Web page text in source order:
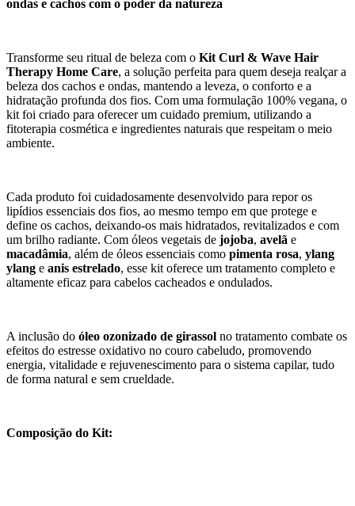
ondas e cachos com o poder da natureza
Transforme seu ritual de beleza com o Kit Curl & Wave Hair
Therapy Home Care, a solução perfeita para quem deseja realçar a
beleza dos cachos e ondas, mantendo a leveza, o conforto e a
hidratação profunda dos fios. Com uma formulação 100% vegana, o
kit foi criado para oferecer um cuidado premium, utilizando a
fitoterapia cosmética e ingredientes naturais que respeitam o meio
ambiente.
Cada produto foi cuidadosamente desenvolvido para repor os
lipídios essenciais dos fios, ao mesmo tempo em que protege e
define os cachos, deixando-os mais hidratados, revitalizados e com
um brilho radiante. Com óleos vegetais de jojoba, avelã e
macadâmia, além de óleos essenciais como pimenta rosa, ylang
ylang e anis estrelado, esse kit oferece um tratamento completo e
altamente eficaz para cabelos cacheados e ondulados.
A inclusão do óleo ozonizado de girassol no tratamento combate os
efeitos do estresse oxidativo no couro cabeludo, promovendo
energia, vitalidade e rejuvenescimento para o sistema capilar, tudo
de forma natural e sem crueldade.
Composição do Kit: